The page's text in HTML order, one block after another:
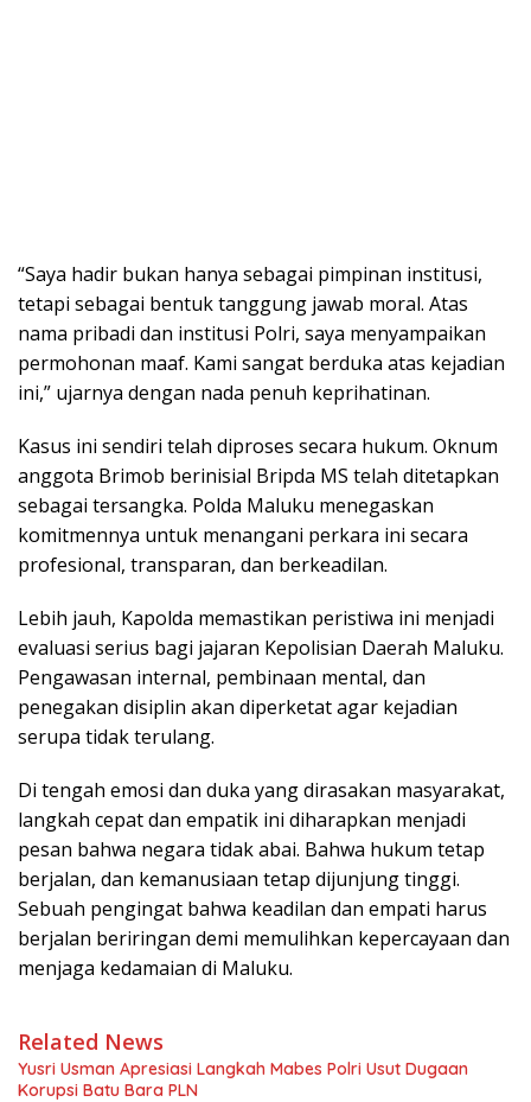
“Saya hadir bukan hanya sebagai pimpinan institusi,
tetapi sebagai bentuk tanggung jawab moral. Atas
nama pribadi dan institusi Polri, saya menyampaikan
permohonan maaf. Kami sangat berduka atas kejadian
ini,” ujarnya dengan nada penuh keprihatinan.
Kasus ini sendiri telah diproses secara hukum. Oknum
anggota Brimob berinisial Bripda MS telah ditetapkan
sebagai tersangka. Polda Maluku menegaskan
komitmennya untuk menangani perkara ini secara
profesional, transparan, dan berkeadilan.
Lebih jauh, Kapolda memastikan peristiwa ini menjadi
evaluasi serius bagi jajaran Kepolisian Daerah Maluku.
Pengawasan internal, pembinaan mental, dan
penegakan disiplin akan diperketat agar kejadian
serupa tidak terulang.
Di tengah emosi dan duka yang dirasakan masyarakat,
langkah cepat dan empatik ini diharapkan menjadi
pesan bahwa negara tidak abai. Bahwa hukum tetap
berjalan, dan kemanusiaan tetap dijunjung tinggi.
Sebuah pengingat bahwa keadilan dan empati harus
berjalan beriringan demi memulihkan kepercayaan dan
menjaga kedamaian di Maluku.
Related News
Yusri Usman Apresiasi Langkah Mabes Polri Usut Dugaan
Korupsi Batu Bara PLN